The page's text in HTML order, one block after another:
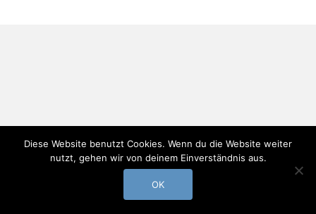
Diese Website benutzt Cookies. Wenn du die Website weiter
nutzt, gehen wir von deinem Einverständnis aus.
OK